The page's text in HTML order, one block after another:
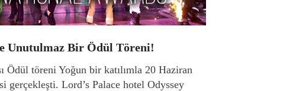
Unutulmaz Bir Ödül Töreni!
Ödül töreni Yoğun bir katılımla 20 Haziran
gerçekleşti. Lord’s Palace hotel Odyssey